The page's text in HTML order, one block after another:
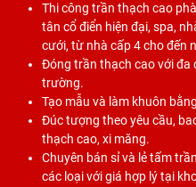
Thi công trần thạch cao
tân cổ điển hiện đại, spa,
cưới, từ nhà cấp 4 cho đến
Đóng trần thạch cao với đa
trường.
Tạo mẫu và làm khuôn
Đúc tượng theo yêu cầu,
thạch cao, xi măng.
Chuyên bán sỉ và lẻ tấm
các loại với giá hợp lý tại